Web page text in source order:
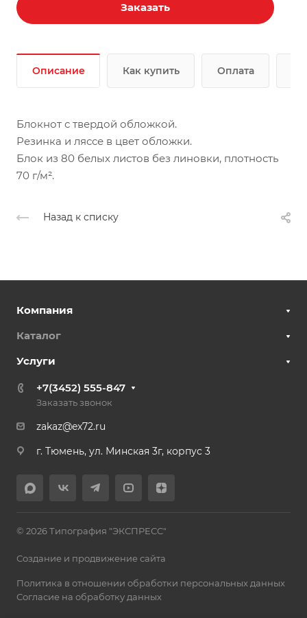
Заказать
Описание Как купить Оплата
Блокнот с твердой обложкой.
Резинка и ляссе в цвет обложки.
Блок из 80 белых листов без линовки, плотность
70 г/м².
Назад к списку
Компания
Каталог
Услуги
+7(3452) 555-847
Заказать звонок
zakaz@ex72.ru
г. Тюмень, ул. Минская 3г, корпус 3
© 2026 Типография "ЭКСПРЕСС"
Создание и продвижение сайта
Политика в отношении обработки персональных данных
Согласие на обработку данных